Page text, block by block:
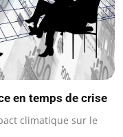
en temps de crise
climatique sur le